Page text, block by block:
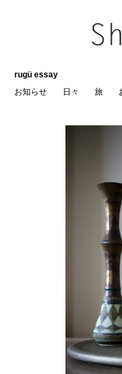
rugü essay
お知らせ
日々 旅